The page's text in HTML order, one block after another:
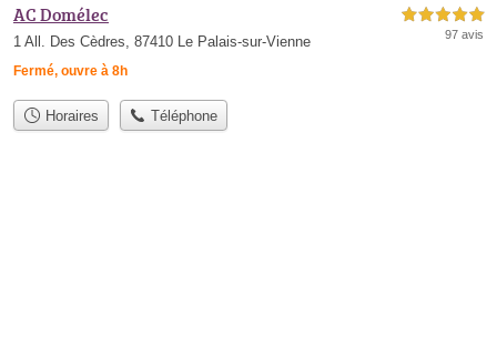
AC Domélec
1 All. Des Cèdres, 87410 Le Palais-sur-Vienne
Fermé, ouvre à 8h
5,0 étoiles sur 5
97 avis
Horaires Téléphone